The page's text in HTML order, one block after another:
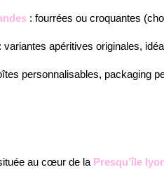
: fourrées ou croquantes
: variantes apéritives originales,
personnalisables, packaging
au cœur de la Presqu’île